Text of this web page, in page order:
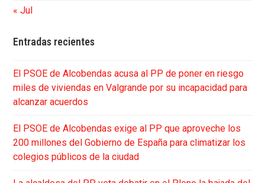
« Jul
Entradas recientes
El PSOE de Alcobendas acusa al PP de poner en riesgo
miles de viviendas en Valgrande por su incapacidad para
alcanzar acuerdos
El PSOE de Alcobendas exige al PP que aproveche los
200 millones del Gobierno de España para climatizar los
colegios públicos de la ciudad